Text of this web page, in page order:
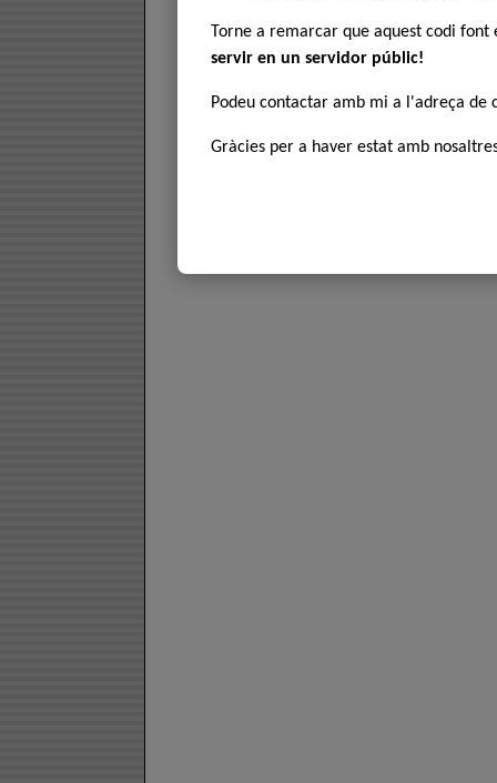
Torne a remarcar que aquest codi
servir en un servidor públic!
Podeu contactar amb mi a l'adreça de
Gràcies per a haver estat amb